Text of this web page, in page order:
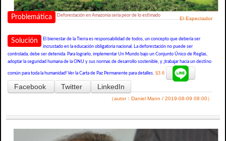
Problemática Deforestación en Amazonia sería peor de lo estimado
El Espectador
Solución
El bienestar de la Tierra es responsabilidad de todos, un concepto que debería ser
incrustado en la educación obligatoria nacional. La deforestación no puede ser
controlada, debe ser detenida. Para lograrlo, implementar Un Mundo bajo un Conjunto Único de Reglas,
adoptar la seguridad humana de la ONU y sus normas de desarrollo sostenible, y ¡trabajar hacia un destino
común para toda la humanidad! Ver la Carta de Paz Permanente para detalles. §3.6
Facebook Twitter LinkedIn
（autor：Daniel Mann / 2019-08-09 08:00）